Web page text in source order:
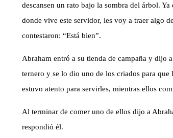
descansen un rato bajo la sombra del árbol. Ya
donde vive este servidor, les voy a traer algo
contestaron: “Está bien”.
Abraham entró a su tienda de campaña y dijo
ternero y se lo dio uno de los criados para
estuvo atento para servirles, mientras ellos
Al terminar de comer uno de ellos dijo a
respondió él.